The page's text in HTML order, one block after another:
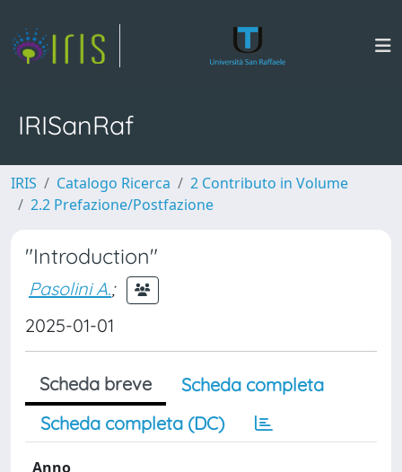
IRISanRaf
IRIS Catalogo Ricerca
2 Contributo in Volume
2.2 Prefazione/Postfazione
"Introduction"
Pasolini A.;
2025-01-01
Scheda breve
Scheda completa
Scheda completa (DC)
Anno